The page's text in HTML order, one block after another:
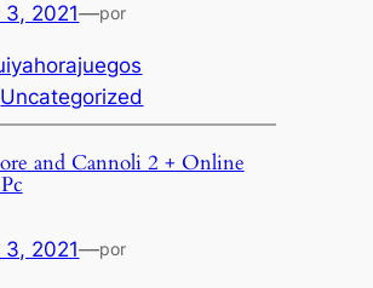
3, 2021—por
Uncategorized
and Cannoli 2 + Online
3, 2021—por